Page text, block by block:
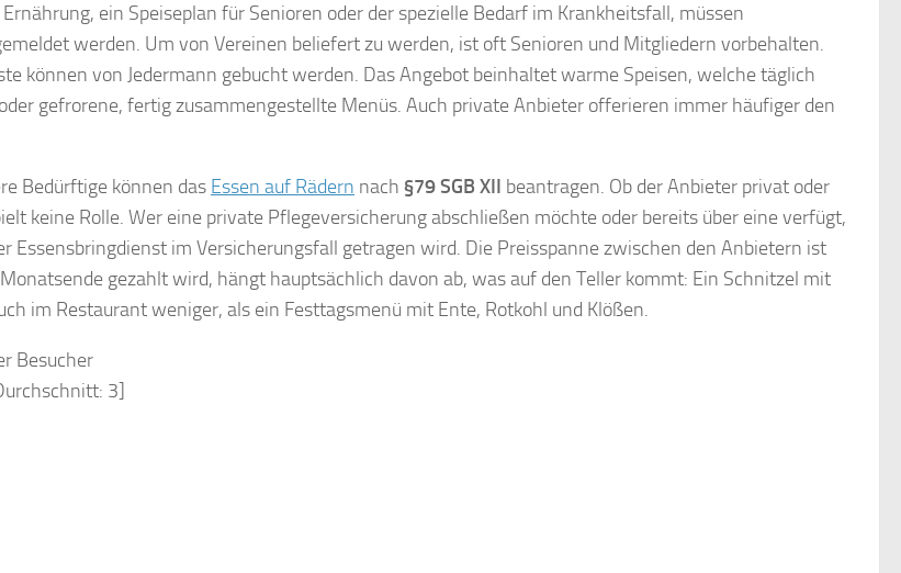
ein Speiseplan für Senioren oder der spezielle Bedarf im Krankheitsfall, müssen
werden. Um von Vereinen beliefert zu werden, ist oft Senioren und Mitgliedern vorbehalten.
können von Jedermann gebucht werden. Das Angebot beinhaltet warme Speisen, welche täglich
gefrorene, fertig zusammengestellte Menüs. Auch private Anbieter offerieren immer häufiger den
Bedürftige können das Essen auf Rädern nach §79 SGB XII beantragen. Ob der Anbieter privat oder
keine Rolle. Wer eine private Pflegeversicherung abschließen möchte oder bereits über eine verfügt,
Essensbringdienst im Versicherungsfall getragen wird. Die Preisspanne zwischen den Anbietern ist
gezahlt wird, hängt hauptsächlich davon ab, was auf den Teller kommt: Ein Schnitzel mit
im Restaurant weniger, als ein Festtagsmenü mit Ente, Rotkohl und Klößen.
Besucher
3]